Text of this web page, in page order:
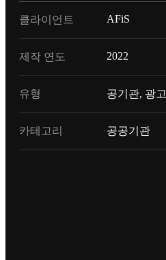
클라이언트 AFiS
제작 연도 2022
유형 공기관, 광고
카테고리 공공기관